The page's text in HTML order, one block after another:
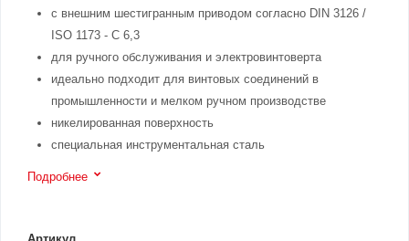
с внешним шестигранным приводом согласно DIN 3126 /
ISO 1173 - C 6,3
для ручного обслуживания и электровинтоверта
идеально подходит для винтовых соединений в
промышленности и мелком ручном производстве
никелированная поверхность
специальная инструментальная сталь
Подробнее